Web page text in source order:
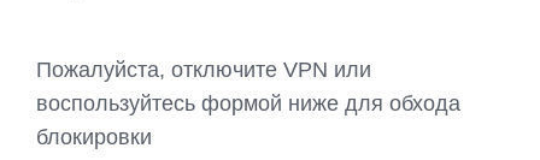
Пожалуйста, отключите VPN или
воспользуйтесь формой ниже для обхода
блокировки